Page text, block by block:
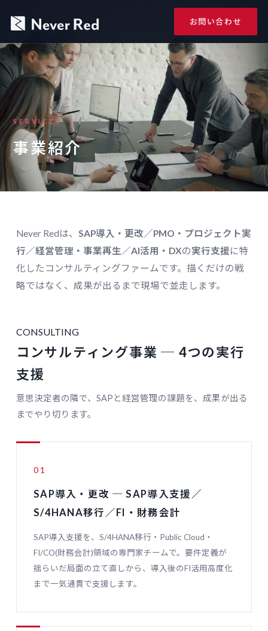
お問い合わせ
SERVICES
事業紹介
Never Redは、 SAP導入・更改／PMO・プロジェクト実
行／経営管理・事業再生／AI活用・DXの実行支援に特
化したコンサルティングファームです。描くだけの戦
略ではなく、成果が出るまで現場で並走します。
CONSULTING
コンサルティング事業 ─ 4つの実行
支援
意思決定者の隣で、SAPと経営管理の課題を、成果が出る
までやり切ります。
01
SAP導入・更改 ─ SAP導入支援／
S/4HANA移行／FI・財務会計
SAP導入支援を、S/4HANA移行・Public Cloud・
FI/CO(財務会計)領域の専門家チームで。要件定義が
揺らいだ局面の立て直しから、導入後のFI活用高度化
まで一気通貫で支援します。